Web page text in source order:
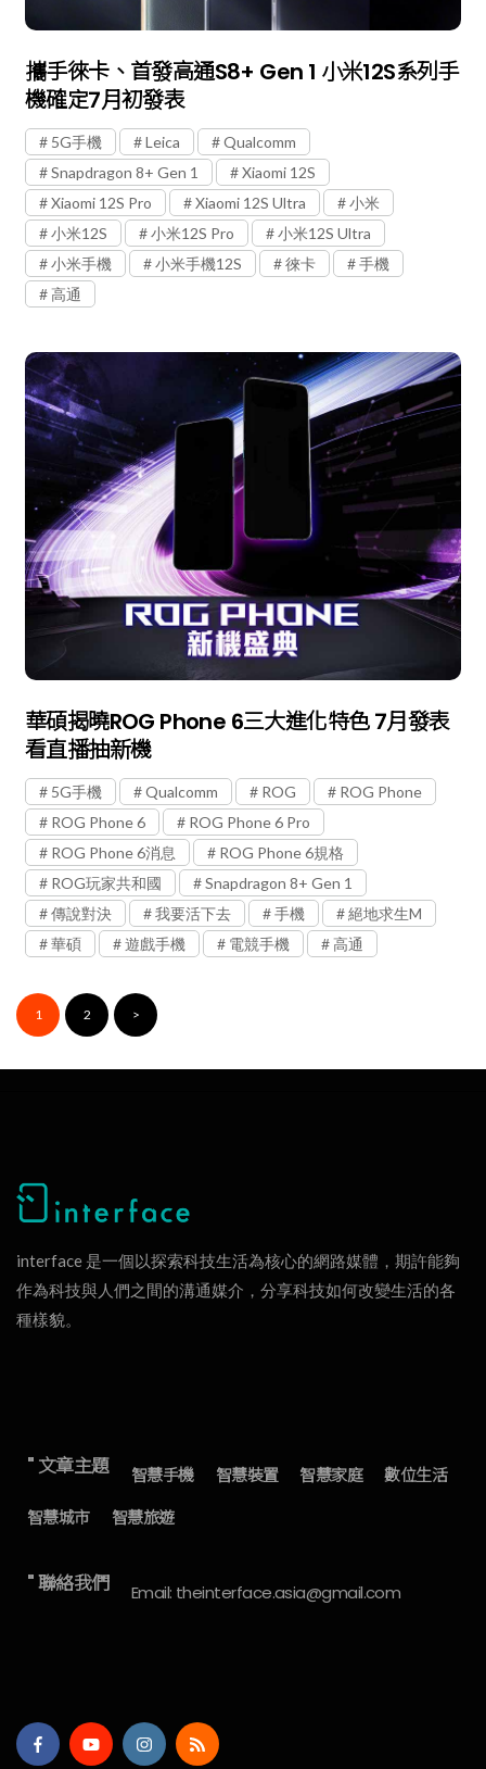
攜手徠卡、首發高通S8+ Gen 1 小米12S系列手
機確定7月初發表
5G手機 Leica
Qualcomm
Snapdragon 8+ Gen 1
Xiaomi 12S
Xiaomi 12S Pro
Xiaomi 12S Ultra
小米
小米12S
小米12S Pro
小米12S Ultra
小米手機
小米手機12S 徠卡
手機
高通
華碩揭曉ROG Phone 6三大進化特色 7月發表
看直播抽新機
5G手機 Qualcomm ROG
ROG Phone
ROG Phone 6
ROG Phone 6 Pro
ROG Phone 6消息
ROG Phone 6規格
ROG玩家共和國
Snapdragon 8+ Gen 1
傳說對決
我要活下去 手機
絕地求生M
華碩
遊戲手機 電競手機 高通
1 2 >
interface 是一個以探索科技生活為核心的網路媒體，期許能夠
作為科技與人們之間的溝通媒介，分享科技如何改變生活的各
種樣貌。
" 文章主題 智慧手機 智慧裝置 智慧家庭
數位生活
智慧城市
智慧旅遊
" 聯絡我們 Email: theinterface.asia@gmail.com